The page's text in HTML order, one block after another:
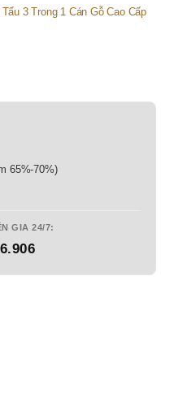
3 Trong 1 Cán Gỗ Cao Cấp
65%-70%)
GIA 24/7: